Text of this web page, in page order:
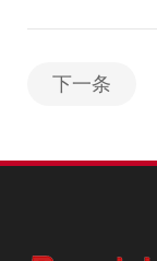
下一条